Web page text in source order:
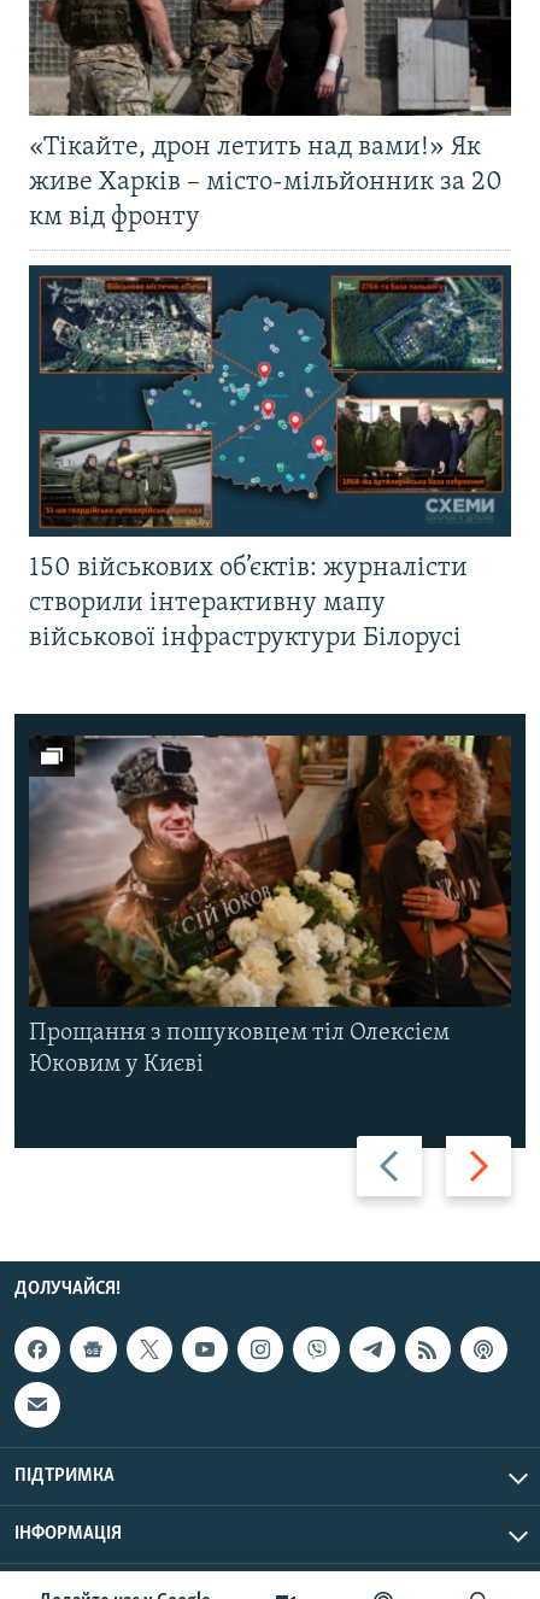
«Тікайте, дрон летить над вами!» Як
живе Харків – місто-мільйонник за 20
км від фронту
150 військових об’єктів: журналісти
створили інтерактивну мапу
військової інфраструктури Білорусі
Назад Вперед
Прощання з пошуковцем тіл Олексієм
Юковим у Києві
ДОЛУЧАЙСЯ!
ПІДТРИМКА
ІНФОРМАЦІЯ